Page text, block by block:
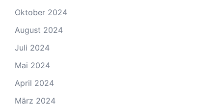
Oktober 2024
August 2024
Juli 2024
Mai 2024
April 2024
März 2024